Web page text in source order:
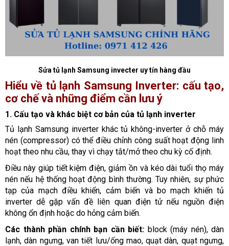
Sửa tủ lạnh Samsung invecter uy tín hàng đầu
Hiểu về tủ lạnh Samsung Inverter: cấu tạo,
cơ chế và những điểm cần lưu ý
1. Cấu tạo và khác biệt cơ bản của tủ lạnh inverter
Tủ lạnh Samsung inverter khác tủ không-inverter ở chỗ máy
nén (compressor) có thể điều chỉnh công suất hoạt động linh
hoạt theo nhu cầu, thay vì chạy tắt/mở theo chu kỳ cố định.
Điều này giúp tiết kiệm điện, giảm ồn và kéo dài tuổi thọ máy
nén nếu hệ thống hoạt động bình thường. Tuy nhiên, sự phức
tạp của mạch điều khiển, cảm biến và bo mạch khiến tủ
inverter dễ gặp vấn đề liên quan điện tử nếu nguồn điện
không ổn định hoặc do hỏng cảm biến.
Các thành phần chính bạn cần biết: block (máy nén), dàn
lạnh, dàn ngưng, van tiết lưu/ống mao, quạt dàn, quạt ngưng,